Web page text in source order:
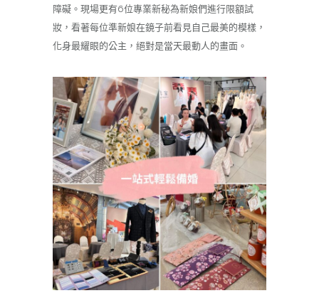
障礙。現場更有6位專業新秘為新娘們進行限額試
妝，看著每位準新娘在鏡子前看見自己最美的模樣，
化身最耀眼的公主，絕對是當天最動人的畫面。